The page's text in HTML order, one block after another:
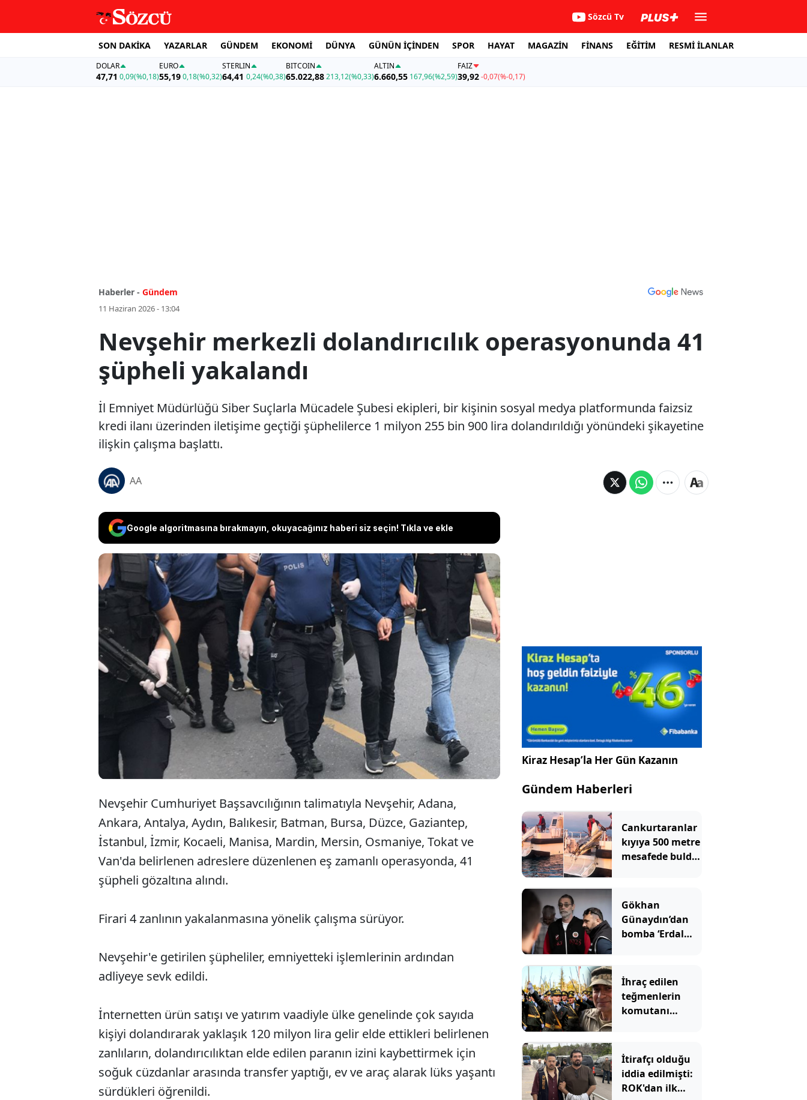
Sözcü Tv
SON DAKİKA YAZARLAR GÜNDEM EKONOMİ DÜNYA GÜNÜN İÇİNDEN SPOR HAYAT MAGAZİN FİNANS EĞİTİM RESMİ İLANLAR
DOLAR
47,71 0,09(%0,18)
EURO
55,19 0,18(%0,32)
STERLIN
64,41 0,24(%0,38)
BITCOIN
65.022,88213,12(%0,33)
ALTIN
6.660,55 167,96(%2,59)
FAİZ
39,92-0,07(%-0,17)
Haberler - Gündem
11 Haziran 2026 - 13:04
Nevşehir merkezli dolandırıcılık operasyonunda 41
şüpheli yakalandı
İl Emniyet Müdürlüğü Siber Suçlarla Mücadele Şubesi ekipleri, bir kişinin sosyal medya platformunda faizsiz
kredi ilanı üzerinden iletişime geçtiği şüphelilerce 1 milyon 255 bin 900 lira dolandırıldığı yönündeki şikayetine
ilişkin çalışma başlattı.
AA
Google algoritmasına bırakmayın, okuyacağınız haberi siz seçin! Tıkla ve ekle
İl Emniyet Müdürlüğü Siber Suçlarla Mücadele Şubesi ekipleri,
bir kişinin sosyal medya platformunda faizsiz kredi ilanı
üzerinden iletişime geçtiği şüphelilerce 1 milyon 255 bin 900 lira
dolandırıldığı yönündeki şikayetine ilişkin çalışma başlattı.
Nevşehir Cumhuriyet Başsavcılığının talimatıyla Nevşehir, Adana,
Ankara, Antalya, Aydın, Balıkesir, Batman, Bursa, Düzce, Gaziantep,
İstanbul, İzmir, Kocaeli, Manisa, Mardin, Mersin, Osmaniye, Tokat ve
Van'da belirlenen adreslere düzenlenen eş zamanlı operasyonda, 41
şüpheli gözaltına alındı.
Firari 4 zanlının yakalanmasına yönelik çalışma sürüyor.
Nevşehir'e getirilen şüpheliler, emniyetteki işlemlerinin ardından
adliyeye sevk edildi.
İnternetten ürün satışı ve yatırım vaadiyle ülke genelinde çok sayıda
kişiyi dolandırarak yaklaşık 120 milyon lira gelir elde ettikleri belirlenen
zanlıların, dolandırıcılıktan elde edilen paranın izini kaybettirmek için
soğuk cüzdanlar arasında transfer yaptığı, ev ve araç alarak lüks yaşantı
sürdükleri öğrenildi.
Kiraz Hesap’la Her Gün Kazanın
Gündem Haberleri
Cankurtaranlar
kıyıya 500 metre
mesafede buldu!
Gökhan
Günaydın’dan
bomba ‘Erdal
İhraç edilen
teğmenlerin
komutanı
İtirafçı olduğu
iddia edilmişti:
ROK'dan ilk